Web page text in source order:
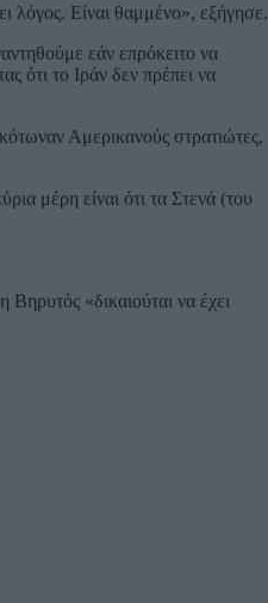
λόγος. Είναι θαμμένο», εξήγησε.
εάν επρόκειτο να
ότι το Ιράν δεν πρέπει να
Αμερικανούς στρατιώτες,
μέρη είναι ότι τα Στενά (του
«δικαιούται να έχει